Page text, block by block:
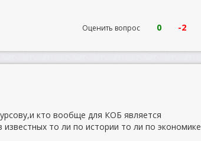
Оценить вопрос 0 -2
кто вообще для КОБ является
то ли по истории то ли по экономике